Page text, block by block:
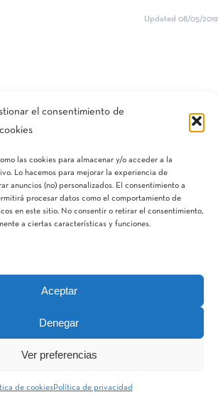
el consentimiento de
las cookies para almacenar y/o acceder a la
Lo hacemos para mejorar la experiencia de
anuncios (no) personalizados. El consentimiento a
procesar datos como el comportamiento de
en este sitio. No consentir o retirar el consentimiento,
a ciertas características y funciones.
Aceptar
Denegar
Ver preferencias
de cookiesPolítica de privacidad
Updated 08/05/2019
MatWater Division